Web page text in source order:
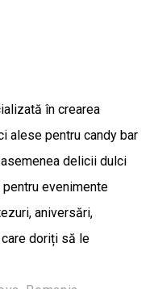
în crearea
alese pentru candy bar
delicii dulci
evenimente
aniversări,
doriți să le